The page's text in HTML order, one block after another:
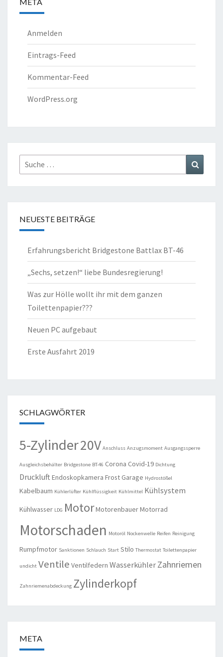
Anmelden
Eintrags-Feed
Kommentar-Feed
WordPress.org
Suche
nach:
NEUESTE BEITRÄGE
Erfahrungsbericht Bridgestone Battlax BT-46
„Sechs, setzen!“ liebe Bundesregierung!
Was zur Hölle wollt ihr mit dem ganzen
Toilettenpapier???
Neuen PC aufgebaut
Erste Ausfahrt 2019
SCHLAGWÖRTER
5-Zylinder20V Anschluss Anzugsmoment Ausgangssperre
Ausgleichsbehälter Bridgestone BT-46 Corona Covid-19 Dichtung
DruckluftEndoskopkamera Frost Garage Hydrostößel
Kabelbaum Kühlerlüfter Kühlflüssigkeit Kühlmittel Kühlsystem
Kühlwasser LDG MotorMotorenbauerMotorrad
Motorschaden Motoröl Nockenwelle Reifen Reinigung
Rumpfmotor Sanktionen Schlauch Start Stilo Thermostat Toilettenpapier
undicht Ventile Ventilfedern Wasserkühler Zahnriemen
Zahnriemenabdeckung Zylinderkopf
META